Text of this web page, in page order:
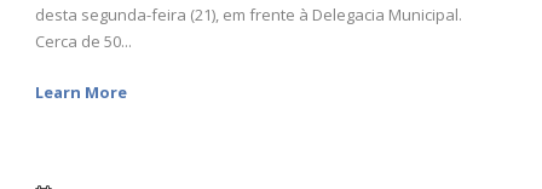
desta segunda-feira (21), em frente à Delegacia Municipal.
Cerca de 50...
Learn More